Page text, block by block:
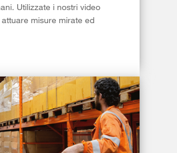
Utilizzate i nostri video
misure mirate ed